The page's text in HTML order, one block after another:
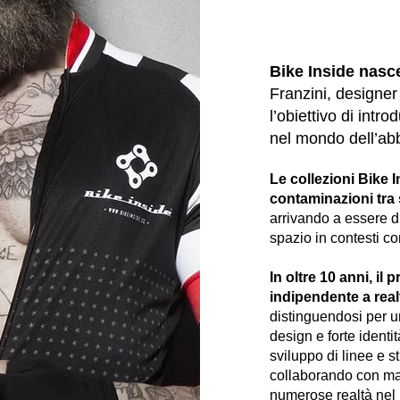
Bike Inside
Franzini,
l’obiettivo di
nel mondo
Le collezioni Bike
contaminazioni
arrivando a essere
spazio in contesti
In oltre 10 anni, il
indipendente a
distinguendosi per
design e forte
sviluppo di linee e
collaborando con
numerose realtà nel